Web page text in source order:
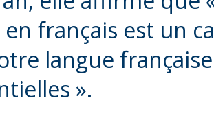
français est un
langue
».